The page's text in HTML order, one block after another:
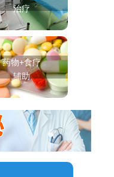
治疗
药物+食疗
辅助